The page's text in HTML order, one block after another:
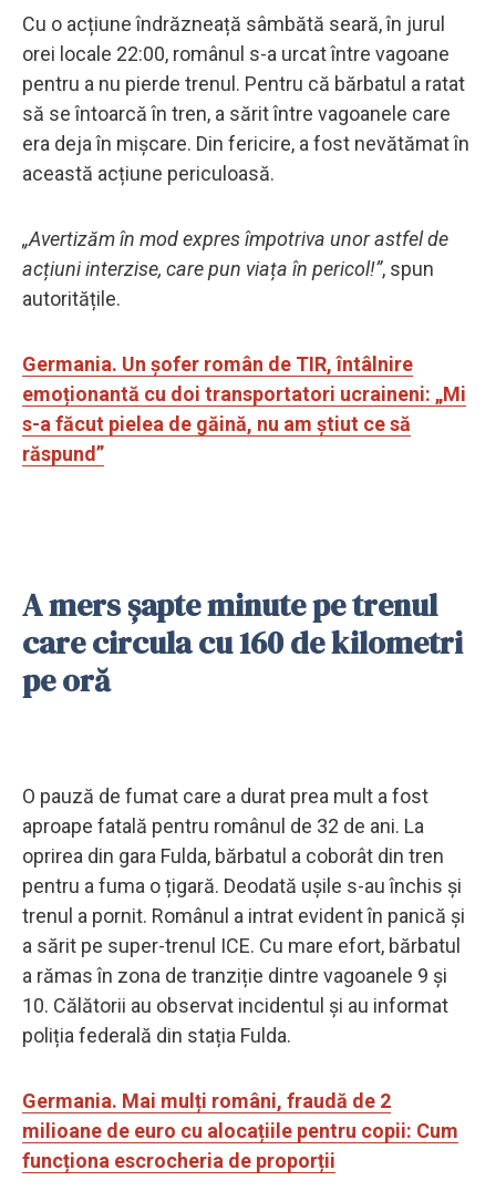
Cu o acțiune îndrăzneață sâmbătă seară, în jurul
orei locale 22:00, românul s-a urcat între vagoane
pentru a nu pierde trenul. Pentru că bărbatul a ratat
să se întoarcă în tren, a sărit între vagoanele care
era deja în mișcare. Din fericire, a fost nevătămat în
această acțiune periculoasă.
„Avertizăm în mod expres împotriva unor astfel de
acțiuni interzise, ​​care pun viața în pericol!”, spun
autoritățile.
Germania. Un șofer român de TIR, întâlnire
emoționantă cu doi transportatori ucraineni: „Mi
s-a făcut pielea de găină, nu am știut ce să
răspund”
A mers șapte minute pe trenul
care circula cu 160 de kilometri
pe oră
O pauză de fumat care a durat prea mult a fost
aproape fatală pentru românul de 32 de ani. La
oprirea din gara Fulda, bărbatul a coborât din tren
pentru a fuma o țigară. Deodată ușile s-au închis și
trenul a pornit. Românul a intrat evident în panică și
a sărit pe super-trenul ICE. Cu mare efort, bărbatul
a rămas în zona de tranziție dintre vagoanele 9 și
10. Călătorii au observat incidentul și au informat
poliția federală din stația Fulda.
Germania. Mai mulți români, fraudă de 2
milioane de euro cu alocațiile pentru copii: Cum
funcționa escrocheria de proporții